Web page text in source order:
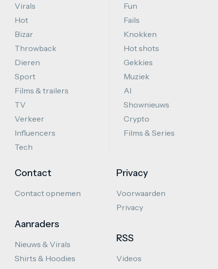
Virals
Hot
Bizar
Throwback
Dieren
Sport
Films & trailers
TV
Verkeer
Influencers
Tech
Fun
Fails
Knokken
Hot shots
Gekkies
Muziek
AI
Shownieuws
Crypto
Films & Series
Contact
Contact opnemen
Aanraders
Nieuws & Virals
Shirts & Hoodies
Privacy
Voorwaarden
Privacy
RSS
Videos